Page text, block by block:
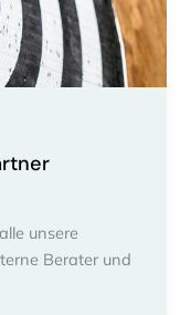
unsere
Berater und